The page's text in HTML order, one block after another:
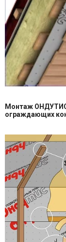
Монтаж ОНДУТИС
ограждающих